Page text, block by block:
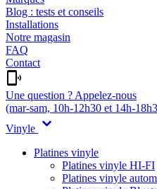
Blog : tests et conseils
Installations
Notre magasin
FAQ
Contact
Une question ? Appelez-nous
(mar-sam, 10h-12h30 et 14h-
Vinyle
Platines vinyle
Platines vinyle HI-FI
Platines vinyle